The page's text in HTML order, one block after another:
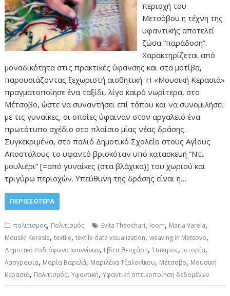
περιοχή του
Μετσόβου η τέχνη της
υφαντικής αποτελεί
ζώσα “παράδοση”.
Χαρακτηρίζεται από
μοναδικότητα στις πρακτικές ύφανσης και στα μοτίβα,
παρουσιάζοντας ξεχωριστή αισθητική. Η «Μουσική Κερασιά»
πραγματοποίησε ένα ταξίδι, λίγο καιρό νωρίτερα, στο
Μέτσοβο, ώστε να συναντήσει επί τόπου και να συνομιλήσει
με τις γυναίκες, οι οποίες ύφαιναν στον αργαλειό ένα
πρωτότυπο σχέδιο στο πλαίσιο μίας νέας δράσης.
Συγκεκριμένα, στο παλιό Δημοτικό Σχολείο στους Αγίους
Αποστόλους το υφαντό βρισκόταν υπό κατασκευή “Ντι
μουλιέρι” [=από γυναίκες (στα βλάχικα)] του χωριού και
τριγύρω περιοχών. Υπεύθυνη της δράσης είναι η…
ΠΕΡΙΣΣΌΤΕΡΑ
πολιτισμος, Πολιτισμός Evita Theochari, loom, Maria Varela,
Mousiki Kerasia,textile,textile data visualization,weaving in Metsovo,
Δημοτικό Ραδιόφωνο Ιωαννίνων, Εβίτα θεοχάρη,Ήπειρος, Ιστορία,
Λαογραφία, Μαρία Βαρελά, Μαριλένα Τζαλονίκου, Μέτσοβο, Μουσική
Κερασιά, Πολιτισμός,Υφαντική,Υφαντική οπτικοποίηση δεδομένων